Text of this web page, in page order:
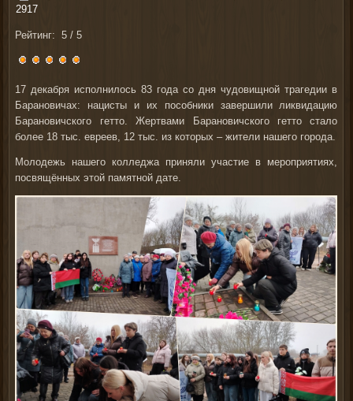
2917
Рейтинг:5 /5
17 декабря исполнилось 83 года со дня чудовищной трагедии в
Барановичах: нацисты и их пособники завершили ликвидацию
Барановичского гетто. Жертвами Барановичского гетто стало
более 18 тыс. евреев, 12 тыс. из которых – жители нашего города.
Молодежь нашего колледжа приняли участие в мероприятиях,
посвящённых этой памятной дате.